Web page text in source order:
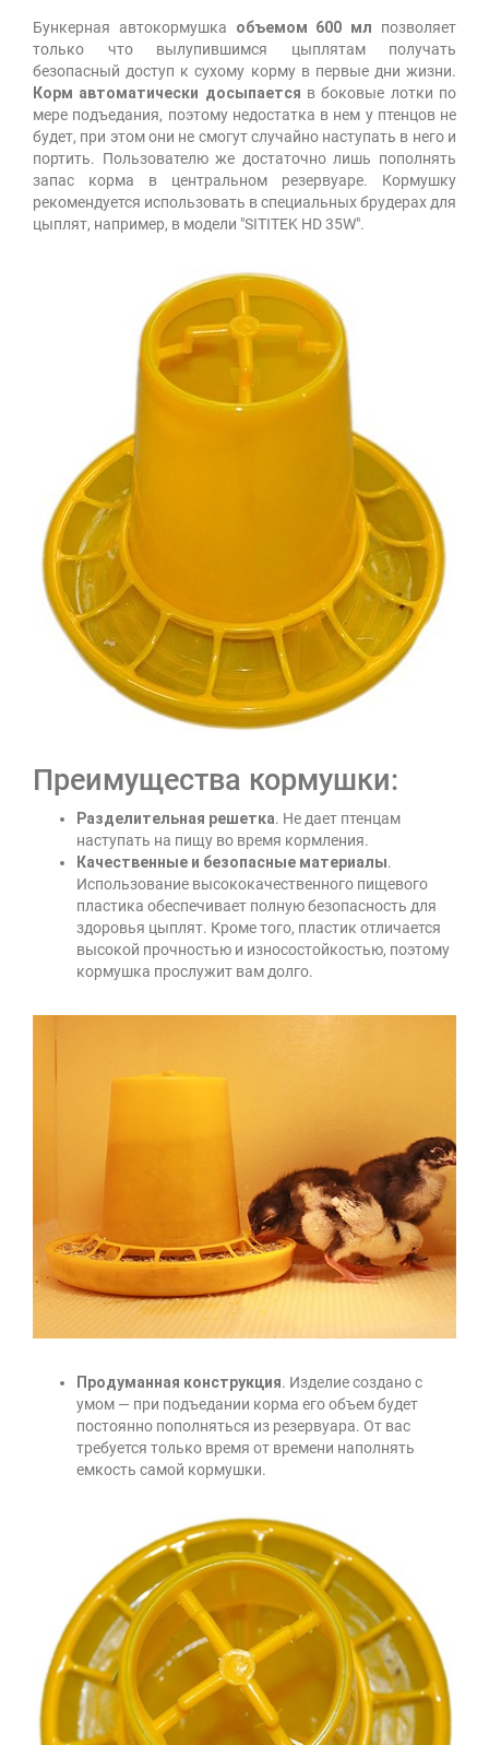
Бункерная автокормушка объемом 600 мл позволяет
только что вылупившимся цыплятам получать
безопасный доступ к сухому корму в первые дни жизни.
Корм автоматически досыпается в боковые лотки по
мере подъедания, поэтому недостатка в нем у птенцов не
будет, при этом они не смогут случайно наступать в него и
портить. Пользователю же достаточно лишь пополнять
запас корма в центральном резервуаре. Кормушку
рекомендуется использовать в специальных брудерах для
цыплят, например, в модели "SITITEK HD 35W".
Преимущества кормушки:
Разделительная решетка. Не дает птенцам
наступать на пищу во время кормления.
Качественные и безопасные материалы.
Использование высококачественного пищевого
пластика обеспечивает полную безопасность для
здоровья цыплят. Кроме того, пластик отличается
высокой прочностью и износостойкостью, поэтому
кормушка прослужит вам долго.
Продуманная конструкция. Изделие создано с
умом — при подъедании корма его объем будет
постоянно пополняться из резервуара. От вас
требуется только время от времени наполнять
емкость самой кормушки.